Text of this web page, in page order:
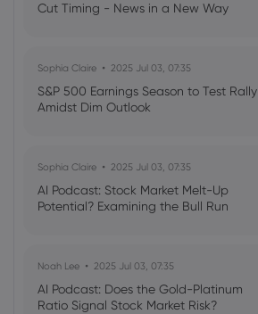
Cut Timing - News in a New Way
Sophia Claire 2025 Jul 03, 07:35
S&P 500 Earnings Season to Test Rally
Amidst Dim Outlook
Sophia Claire 2025 Jul 03, 07:35
AI Podcast: Stock Market Melt-Up
Potential? Examining the Bull Run
Noah Lee 2025 Jul 03, 07:35
AI Podcast: Does the Gold-Platinum
Ratio Signal Stock Market Risk?